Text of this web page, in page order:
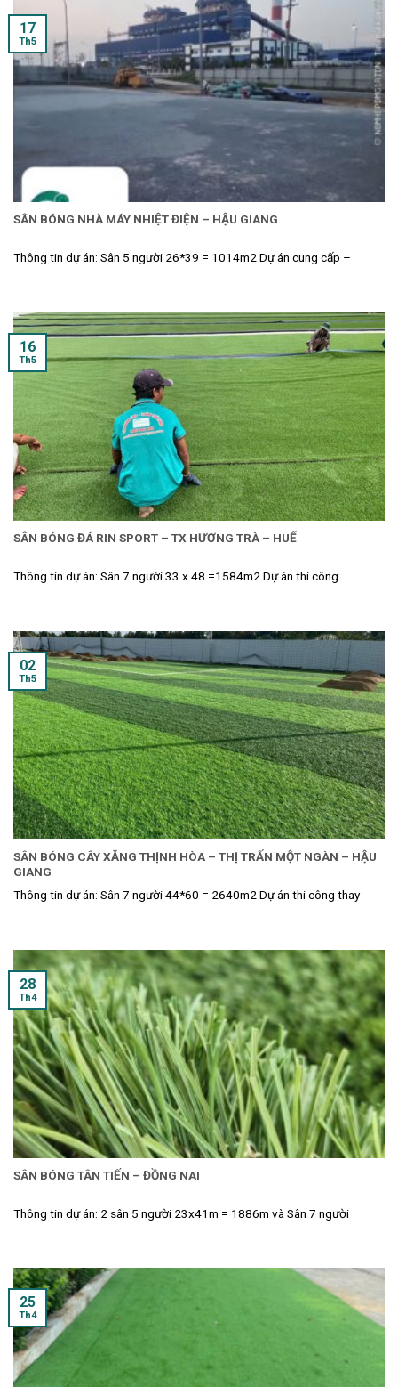
SÂN BÓNG NHÀ MÁY NHIỆT ĐIỆN – HẬU GIANG
Thông tin dự án: Sân 5 người 26*39 = 1014m2 Dự án cung cấp –
17
Th5
SÂN BÓNG ĐÁ RIN SPORT – TX HƯƠNG TRÀ – HUẾ
Thông tin dự án: Sân 7 người 33 x 48 =1584m2 Dự án thi công
16
Th5
SÂN BÓNG CÂY XĂNG THỊNH HÒA – THỊ TRẤN MỘT NGÀN – HẬU
GIANG
Thông tin dự án: Sân 7 người 44*60 = 2640m2 Dự án thi công thay
02
Th5
SÂN BÓNG TÂN TIẾN – ĐỒNG NAI
Thông tin dự án: 2 sân 5 người 23x41m = 1886m và Sân 7 người
28
Th4
25
Th4